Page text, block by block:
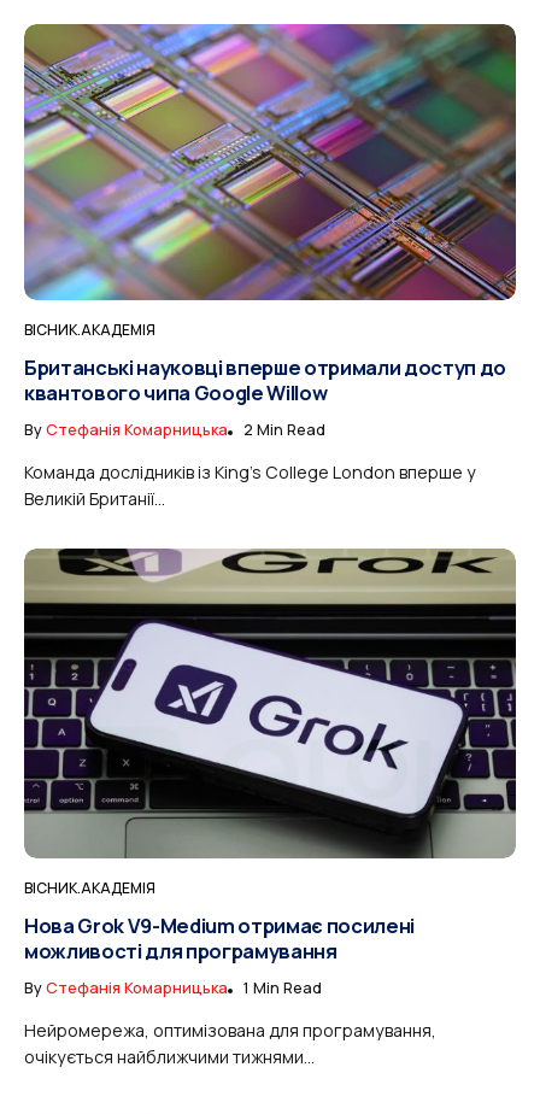
ВІСНИК.АКАДЕМІЯ
Британські науковці вперше отримали доступ до
квантового чипа Google Willow
ByСтефанія Комарницька 2 Min Read
Команда дослідників із King’s College London вперше у
Великій Британії...
ВІСНИК.АКАДЕМІЯ
Нова Grok V9-Medium отримає посилені
можливості для програмування
ByСтефанія Комарницька 1 Min Read
Нейромережа, оптимізована для програмування,
очікується найближчими тижнями...